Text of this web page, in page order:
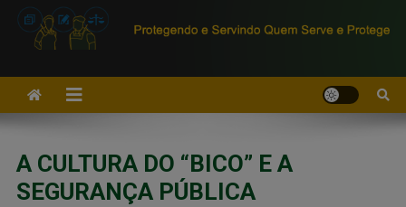
A CULTURA DO “BICO” E A
SEGURANÇA PÚBLICA